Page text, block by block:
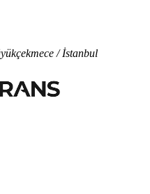
/ İstanbul